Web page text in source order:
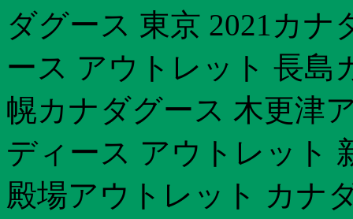
ダグース 東京 2021カ
ース アウトレット 長島
幌カナダグース 木更津
ディース アウトレット
殿場アウトレット カナ